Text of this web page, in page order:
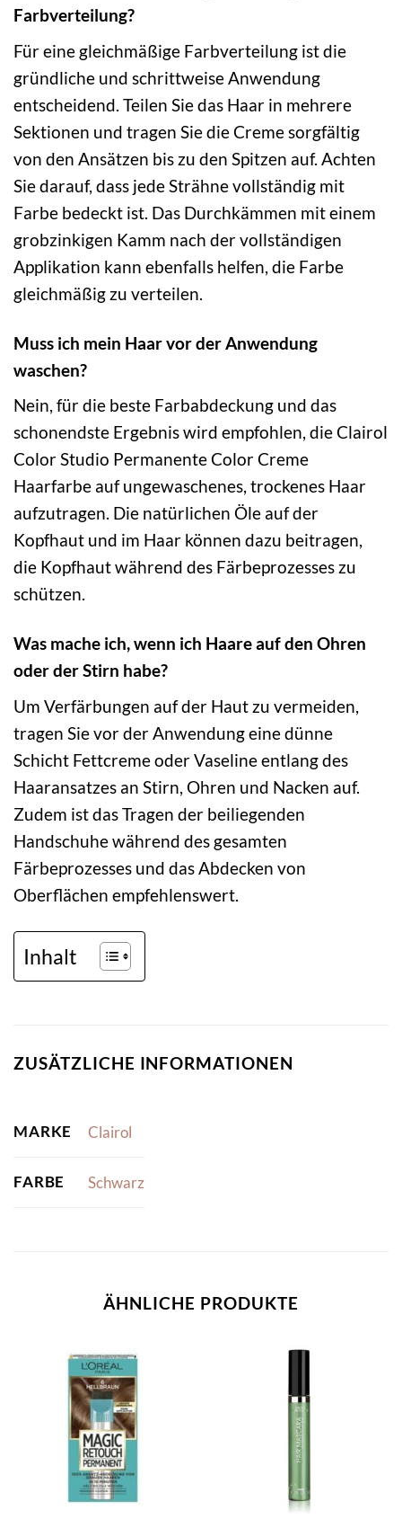
Farbverteilung?
Für eine gleichmäßige Farbverteilung ist die
gründliche und schrittweise Anwendung
entscheidend. Teilen Sie das Haar in mehrere
Sektionen und tragen Sie die Creme sorgfältig
von den Ansätzen bis zu den Spitzen auf. Achten
Sie darauf, dass jede Strähne vollständig mit
Farbe bedeckt ist. Das Durchkämmen mit einem
grobzinkigen Kamm nach der vollständigen
Applikation kann ebenfalls helfen, die Farbe
gleichmäßig zu verteilen.
Muss ich mein Haar vor der Anwendung
waschen?
Nein, für die beste Farbabdeckung und das
schonendste Ergebnis wird empfohlen, die Clairol
Color Studio Permanente Color Creme
Haarfarbe auf ungewaschenes, trockenes Haar
aufzutragen. Die natürlichen Öle auf der
Kopfhaut und im Haar können dazu beitragen,
die Kopfhaut während des Färbeprozesses zu
schützen.
Was mache ich, wenn ich Haare auf den Ohren
oder der Stirn habe?
Um Verfärbungen auf der Haut zu vermeiden,
tragen Sie vor der Anwendung eine dünne
Schicht Fettcreme oder Vaseline entlang des
Haaransatzes an Stirn, Ohren und Nacken auf.
Zudem ist das Tragen der beiliegenden
Handschuhe während des gesamten
Färbeprozesses und das Abdecken von
Oberflächen empfehlenswert.
Inhalt
ZUSÄTZLICHE INFORMATIONEN
MARKE Clairol
FARBE Schwarz
ÄHNLICHE PRODUKTE